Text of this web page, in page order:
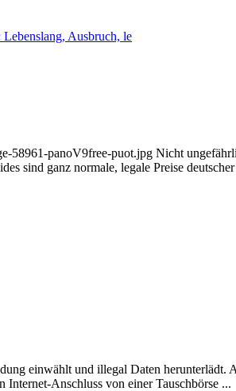
Ausbruch, le
58961-panoV9free-puot.jpg Nicht
sind ganz normale, legale Preise
einwählt und illegal Daten herunterlädt.
Internet-Anschluss von einer Tauschbörse ...